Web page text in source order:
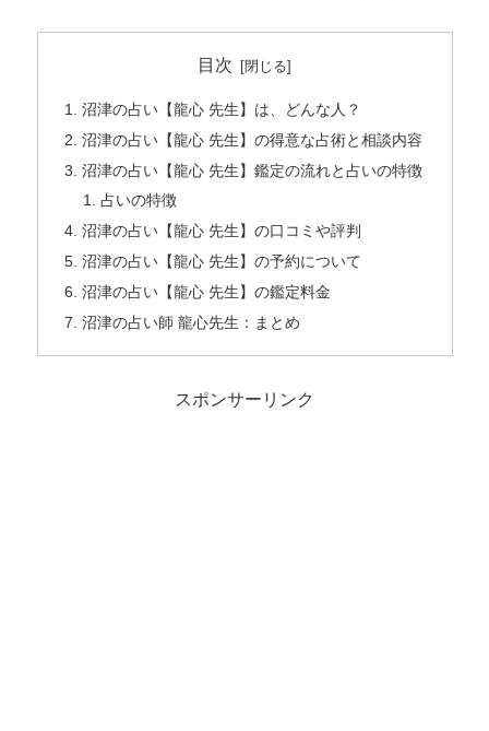
目次
沼津の占い【龍心 先生】は、どんな人？
沼津の占い【龍心 先生】の得意な占術と相談内容
沼津の占い【龍心 先生】鑑定の流れと占いの特徴
占いの特徴
沼津の占い【龍心 先生】の口コミや評判
沼津の占い【龍心 先生】の予約について
沼津の占い【龍心 先生】の鑑定料金
沼津の占い師 龍心先生：まとめ
スポンサーリンク